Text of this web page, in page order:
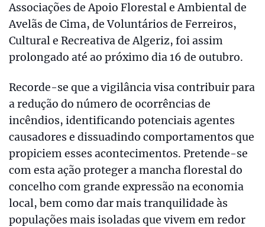
Associações de Apoio Florestal e Ambiental de
Avelãs de Cima, de Voluntários de Ferreiros,
Cultural e Recreativa de Algeriz, foi assim
prolongado até ao próximo dia 16 de outubro.
Recorde-se que a vigilância visa contribuir para
a redução do número de ocorrências de
incêndios, identificando potenciais agentes
causadores e dissuadindo comportamentos que
propiciem esses acontecimentos. Pretende-se
com esta ação proteger a mancha florestal do
concelho com grande expressão na economia
local, bem como dar mais tranquilidade às
populações mais isoladas que vivem em redor